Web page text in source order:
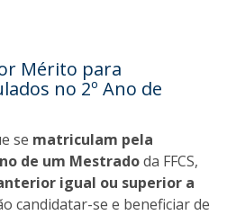
Mérito para
no 2º Ano de
se matriculam pela
de um Mestradoda FFCS,
igual ou superior a
candidatar-se e beneficiar de